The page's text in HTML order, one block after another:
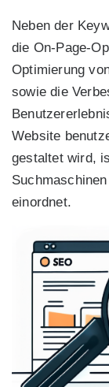
Neben der
die On-Page-
Optimierung
sowie die
Website
gestaltet wird,
einordnet.